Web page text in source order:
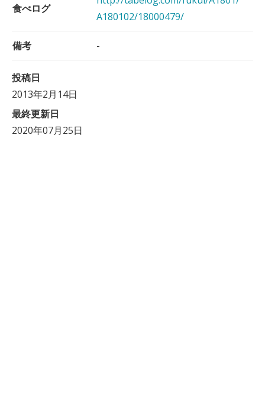
食べログ
A180102/18000479/
備考 -
投稿日
2013年2月14日
最終更新日
2020年07月25日